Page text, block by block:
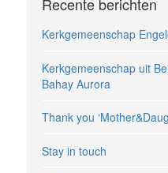
Recente berichten
Kerkgemeenschap
Kerkgemeenschap uit
Bahay Aurora
Thank you
Stay in touch